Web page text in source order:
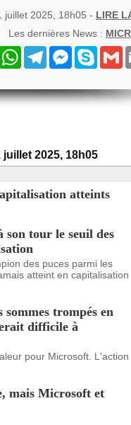
juillet 2025, 18h05 - LIRE
Les dernières News :
WhatsAppTelegramMessenger
Skype
2025, 18h05
atteints
tour le seuil des
des puces parmi les
atteint en capitalisation
trompés en
difficile à
pour Microsoft. L'action
mais Microsoft et